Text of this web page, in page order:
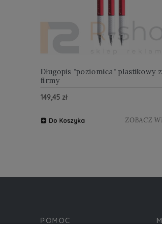
Długopis "poziomica" plastikowy
firmy
149,45 zł
Do Koszyka ZOBACZ
POMOC